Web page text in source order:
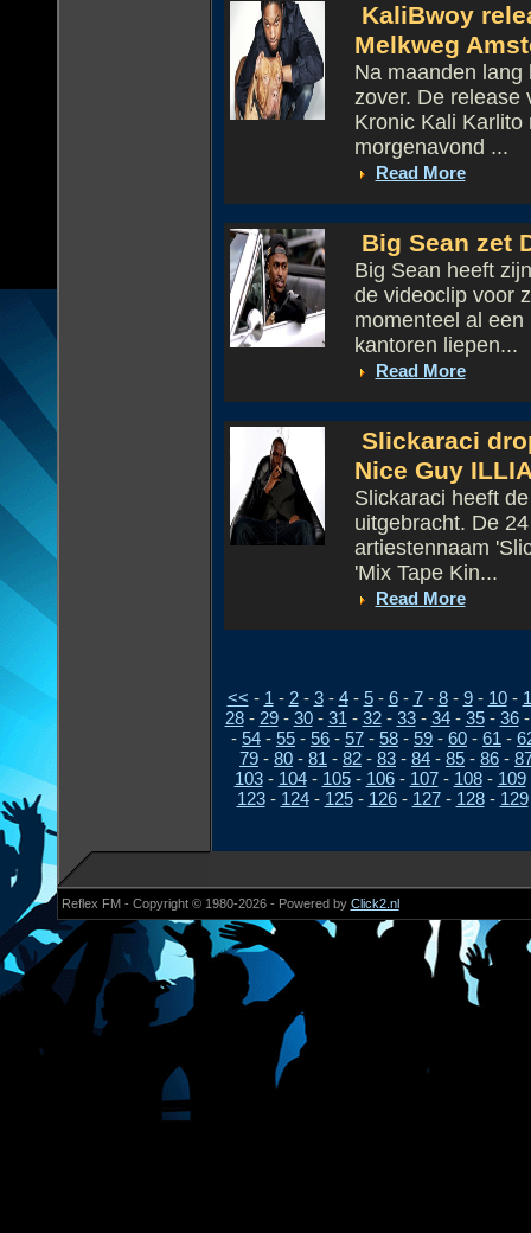
KaliBwoy
Melkweg
Na maanden
zover. De release
Kronic Kali Karlito
morgenavond ...
Read More
Big Sean zet
Big Sean heeft
de videoclip voor
momenteel al
kantoren liepen...
Read More
Slickaraci
Nice Guy
Slickaraci heeft
uitgebracht. De
artiestennaam
'Mix Tape Kin...
Read More
<< - 1 - 2- 3- 4- 5- 6- 7- 8- 9- 10-
28- 29- 30- 31 - 32- 33- 34- 35- 36
- 54 - 55 - 56 - 57 - 58 - 59 - 60 - 61 -
79 - 80 - 81 - 82 - 83 - 84 - 85 - 86 -
103- 104- 105- 106- 107- 108- 109
123- 124- 125- 126- 127- 128- 129
Reflex FM - Copyright © 1980-2026 - Powered by Click2.nl